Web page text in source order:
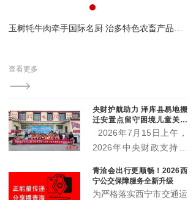
玉树牦牛肉牵手国际名厨 治多特色农畜产品亮相中意丝路市集
查看更多
央财护航助力 泽库县易地搬
迁安置点留守困境儿童关爱
项目启动
2026年7月15日上午，
2026年中央财政支持社
——泽库县牧区易地搬迁
安置点留守困境儿童关爱
青洽会出行更顺畅！2026西
宁公交保障服务全新升级
为严格落实西宁市交通运